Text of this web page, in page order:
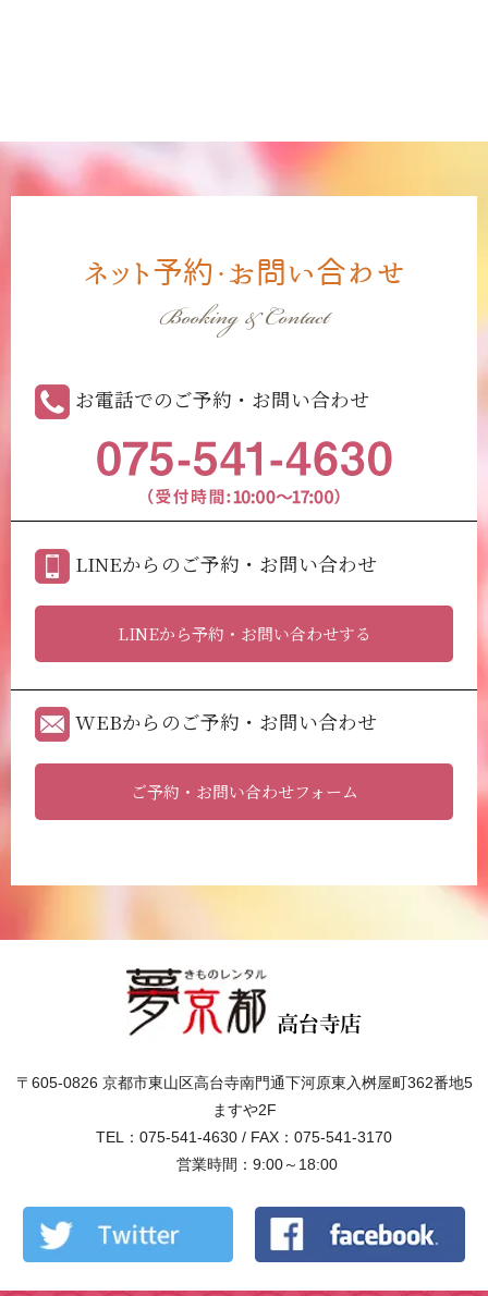
ネット予約・お問い合わせ
Booking & Contact
お電話でのご予約・お問い合わせ
LINEからのご予約・お問い合わせ
LINEから予約・お問い合わせする
WEBからのご予約・お問い合わせ
ご予約・お問い合わせフォーム
〒605-0826 京都市東山区高台寺南門通下河原東入桝屋町362番地5
ますや2F
TEL：075-541-4630 / FAX：075-541-3170
営業時間：9:00～18:00